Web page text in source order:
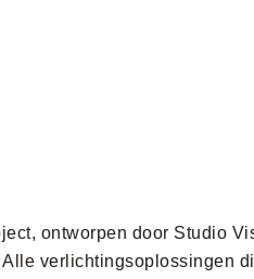
ontworpen door Studio
verlichtingsoplossingen